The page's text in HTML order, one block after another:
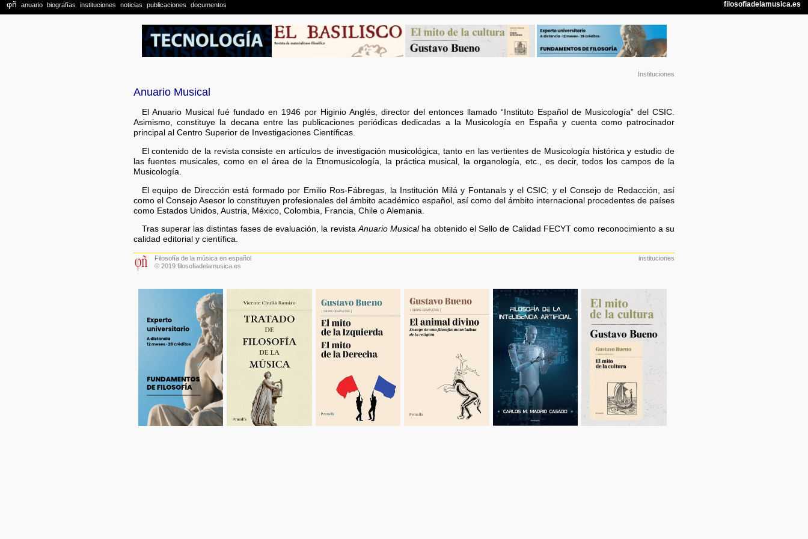
Instituciones
Anuario Musical
El Anuario Musical fué fundado en 1946 por Higinio Anglés, director del entonces llamado “Instituto Español de Musicología” del CSIC.
Asimismo, constituye la decana entre las publicaciones periódicas dedicadas a la Musicología en España y cuenta como patrocinador
principal al Centro Superior de Investigaciones Científicas.
El contenido de la revista consiste en artículos de investigación musicológica, tanto en las vertientes de Musicología histórica y estudio de
las fuentes musicales, como en el área de la Etnomusicología, la práctica musical, la organología, etc., es decir, todos los campos de la
Musicología.
El equipo de Dirección está formado por Emilio Ros-Fábregas, la Institución Milá y Fontanals y el CSIC; y el Consejo de Redacción, así
como el Consejo Asesor lo constituyen profesionales del ámbito académico español, así como del ámbito internacional procedentes de países
como Estados Unidos, Austria, México, Colombia, Francia, Chile o Alemania.
Tras superar las distintas fases de evaluación, la revistaAnuario Musicalha obtenido el Sello de Calidad FECYT como reconocimiento a su
calidad editorial y científica.
Filosofía de la música en español
© 2019 filosofiadelamusica.es
instituciones